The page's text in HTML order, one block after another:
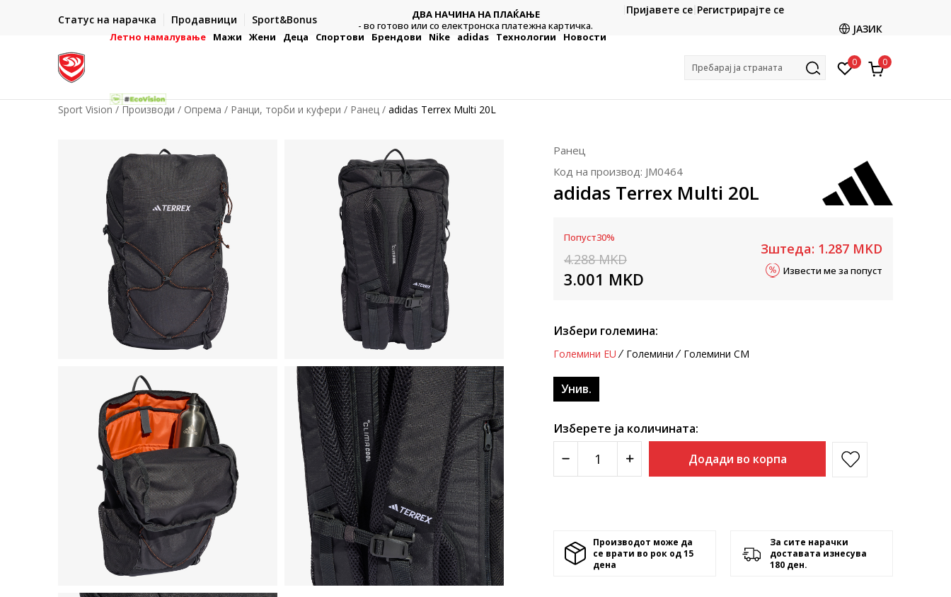
Статус на нарачка Продавници Sport&Bonus
- на сите нарачки во готово или со електронска платежна
ДВА НАЧИНА НА ПЛАЌАЊЕ
- во готово или со електронска платежна картичка.
CLICK & COLLECT
Платете со картичка online и подигнете во продавницата
Пријавете се Регистрирајте се
ЈАЗИК
Летно намалување Мажи Жени Деца Спортови Брендови Nike adidas Технологии Новости
Пребарај ја страната 0 0
Sport Vision Производи Опрема Ранци, торби и куфери Ранец adidas Terrex Multi 20L
Ранец
Код на производ: JM0464
adidas Terrex Multi 20L
Попуст30%
4.288 MKD
3.001 MKD
Зштеда: 1.287 MKD
Извести ме за попуст
Избери големина:
Големини EU Големини Големини CM
Унив.
Изберете ја количината:
Додади во корпа
Производот може да
се врати во рок од 15
денa
За сите нарачки
доставата изнесува
180 ден.